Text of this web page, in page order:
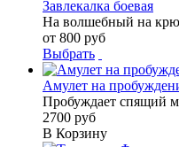
Завлекалка боевая
На волшебный на
от 800 руб
Выбрать
Амулет на
Пробуждает спящий
2700 руб
В Корзину